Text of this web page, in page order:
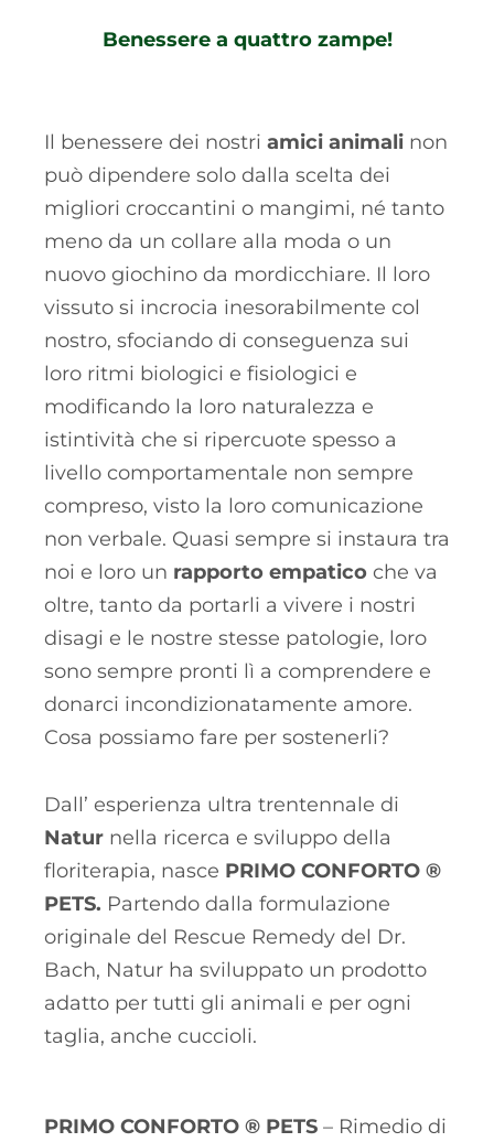
Benessere a quattro zampe!
Il benessere dei nostri amici animali non
può dipendere solo dalla scelta dei
migliori croccantini o mangimi, né tanto
meno da un collare alla moda o un
nuovo giochino da mordicchiare. Il loro
vissuto si incrocia inesorabilmente col
nostro, sfociando di conseguenza sui
loro ritmi biologici e fisiologici e
modificando la loro naturalezza e
istintività che si ripercuote spesso a
livello comportamentale non sempre
compreso, visto la loro comunicazione
non verbale. Quasi sempre si instaura tra
noi e loro un rapporto empatico che va
oltre, tanto da portarli a vivere i nostri
disagi e le nostre stesse patologie, loro
sono sempre pronti lì a comprendere e
donarci incondizionatamente amore.
Cosa possiamo fare per sostenerli?
Dall’ esperienza ultra trentennale di
Natur nella ricerca e sviluppo della
floriterapia, nasce PRIMO CONFORTO ®
PETS. Partendo dalla formulazione
originale del Rescue Remedy del Dr.
Bach, Natur ha sviluppato un prodotto
adatto per tutti gli animali e per ogni
taglia, anche cuccioli.
PRIMO CONFORTO ® PETS – Rimedio di